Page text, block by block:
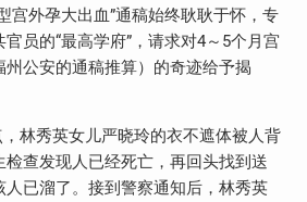
宫外孕大出血”通稿始终耿耿于怀，专
员的“最高学府”，请求对4～5个月宫
公安的通稿推算）的奇迹给予揭
林秀英女儿严晓玲的衣不遮体被人背
查发现人已经死亡，再回头找到送
人已溜了。接到警察通知后，林秀英